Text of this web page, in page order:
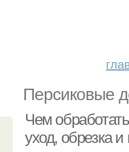
Персиковые
Чем
уход, обрезка